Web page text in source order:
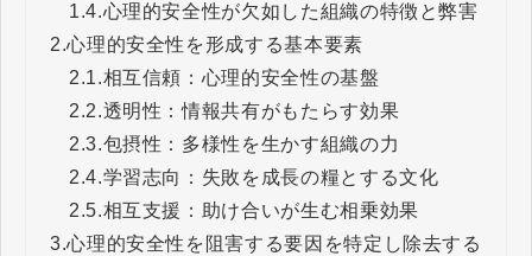
1.4.心理的安全性が欠如した組織の特徴と弊害
2.心理的安全性を形成する基本要素
2.1.相互信頼：心理的安全性の基盤
2.2.透明性：情報共有がもたらす効果
2.3.包摂性：多様性を生かす組織の力
2.4.学習志向：失敗を成長の糧とする文化
2.5.相互支援：助け合いが生む相乗効果
3.心理的安全性を阻害する要因を特定し除去する